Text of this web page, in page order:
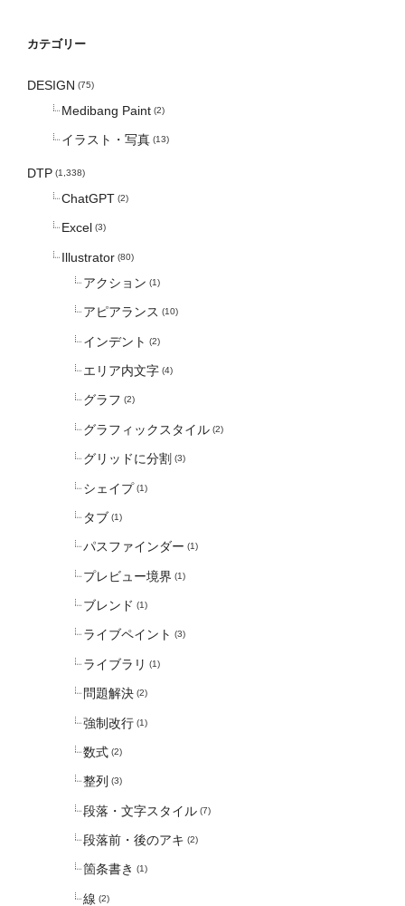
カテゴリー
DESIGN (75)
Medibang Paint (2)
イラスト・写真 (13)
DTP (1,338)
ChatGPT (2)
Excel (3)
Illustrator (80)
アクション (1)
アピアランス (10)
インデント (2)
エリア内文字 (4)
グラフ (2)
グラフィックスタイル (2)
グリッドに分割 (3)
シェイプ (1)
タブ (1)
パスファインダー (1)
プレビュー境界 (1)
ブレンド (1)
ライブペイント (3)
ライブラリ (1)
問題解決 (2)
強制改行 (1)
数式 (2)
整列 (3)
段落・文字スタイル (7)
段落前・後のアキ (2)
箇条書き (1)
線 (2)